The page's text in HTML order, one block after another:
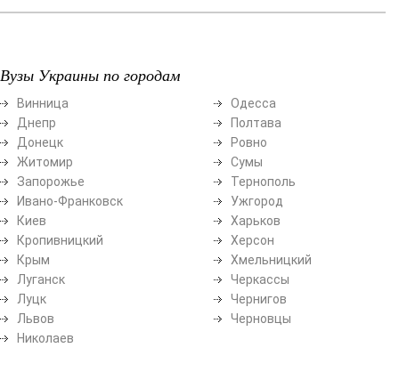
Вузы Украины по городам
Винница
Днепр
Донецк
Житомир
Запорожье
Ивано-Франковск
Киев
Кропивницкий
Крым
Луганск
Луцк
Львов
Николаев
Одесса
Полтава
Ровно
Сумы
Тернополь
Ужгород
Харьков
Херсон
Хмельницкий
Черкассы
Чернигов
Черновцы